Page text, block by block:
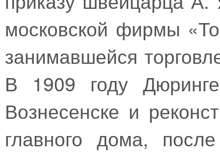
московской фирмы
занимавшейся
В 1909 году
Вознесенске и
главного дома,